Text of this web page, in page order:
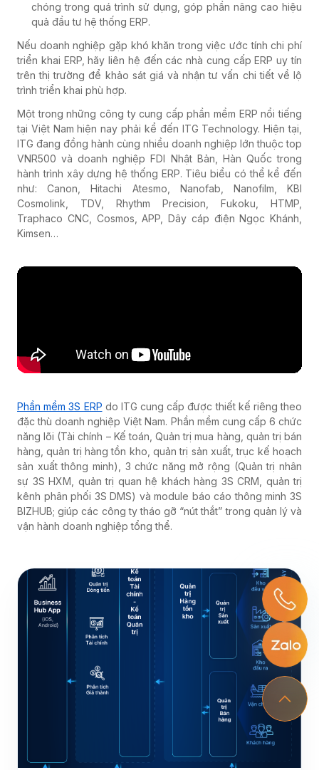
chóng trong quá trình sử dụng, góp phần nâng cao hiệu
quả đầu tư hệ thống ERP.
Nếu doanh nghiệp gặp khó khăn trong việc ước tính chi phí
triển khai ERP, hãy liên hệ đến các nhà cung cấp ERP uy tín
trên thị trường để khảo sát giá và nhận tư vấn chi tiết về lộ
trình triển khai phù hợp.
Một trong những công ty cung cấp phần mềm ERP nổi tiếng
tại Việt Nam hiện nay phải kể đến ITG Technology. Hiện tại,
ITG đang đồng hành cùng nhiều doanh nghiệp lớn thuộc top
VNR500 và doanh nghiệp FDI Nhật Bản, Hàn Quốc trong
hành trình xây dựng hệ thống ERP. Tiêu biểu có thể kể đến
như: Canon, Hitachi Atesmo, Nanofab, Nanofilm, KBI
Cosmolink, TDV, Rhythm Precision, Fukoku, HTMP,
Traphaco CNC, Cosmos, APP, Dây cáp điện Ngọc Khánh,
Kimsen…
Phần mềm 3S ERP do ITG cung cấp được thiết kế riêng theo
đặc thù doanh nghiệp Việt Nam. Phần mềm cung cấp 6 chức
năng lõi (Tài chính – Kế toán, Quản trị mua hàng, quản trị bán
hàng, quản trị hàng tồn kho, quản trị sản xuất, trục kế hoạch
sản xuất thông minh), 3 chức năng mở rộng (Quản trị nhân
sự 3S HXM, quản trị quan hệ khách hàng 3S CRM, quản trị
kênh phân phối 3S DMS) và module báo cáo thông minh 3S
BIZHUB; giúp các công ty tháo gỡ “nút thắt” trong quản lý và
vận hành doanh nghiệp tổng thể.